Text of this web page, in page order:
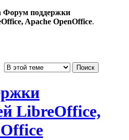
Форум поддержки
Apache OpenOffice.
LibreOffice,